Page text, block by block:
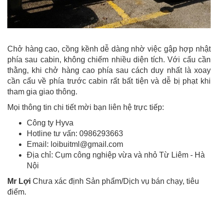
Chở hàng cao, cồng kềnh dễ dàng nhờ việc gập hợp nhật
phía sau cabin, không chiếm nhiều diện tích. Với cẩu cần
thằng, khi chở hàng cao phía sau cách duy nhất là xoay
cần cẩu về phía trước cabin rất bất tiện và dễ bị phạt khi
tham gia giao thông.
Mọi thông tin chi tiết mời bạn liên hệ trực tiếp:
Công ty Hyva
Hotline tư vấn: 0986293663
Email: loibuitml@gmail.com
Địa chỉ: Cụm công nghiệp vừa và nhỏ Từ Liêm - Hà
Nội
Mr Lợi Chưa xác định Sản phẩm/Dịch vụ bán chạy, tiêu
điểm.